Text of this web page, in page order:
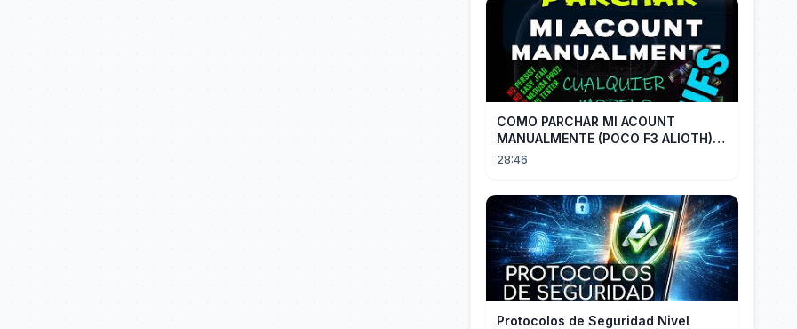
COMO PARCHAR MI ACOUNT
MANUALMENTE (POCO F3 ALIOTH)
SIN REMPLAZAR PERSIST CHIP OFF
28:46
Protocolos de Seguridad Nivel